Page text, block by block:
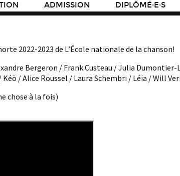
ADMISSION DIPLÔMÉ·E·S
2022-2023 de L’École nationale de la chanson!
Bergeron / Frank Custeau / Julia
/ Alice Roussel / Laura Schembri / Léïa / Will
chose à la fois)